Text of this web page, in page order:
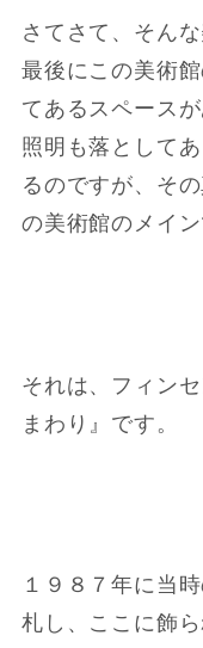
さてさて、そん
最後にこの美術
てあるスペース
照明も落として
るのですが、そ
の美術館のメイン
それは、フィン
まわり』です。
１９８７年に当
札し、ここに飾